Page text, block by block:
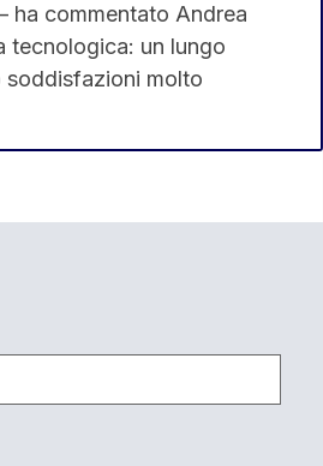
ha commentato Andrea
tecnologica: un lungo
soddisfazioni molto